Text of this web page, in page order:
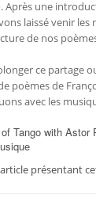
Après une
laissé venir
de nos
ce partage
poèmes de
avec les
Tango with Astor
présentant